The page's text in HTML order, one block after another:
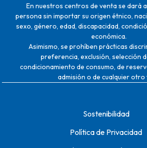
En nuestros centros de venta se dará
persona sin importar su origen étnico,
sexo, género, edad, discapacidad,
económica.
Asimismo, se prohíben prácticas
preferencia, exclusión, selección
condicionamiento de consumo, de
admisión o de cualquier otro
Sostenibilidad
Política de Privacidad